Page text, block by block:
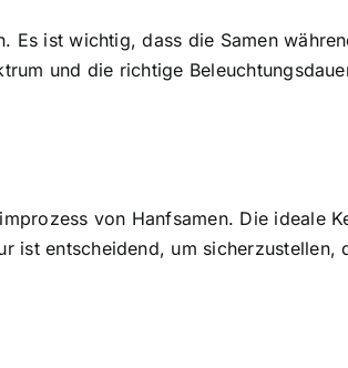
Es ist wichtig, dass die Samen
und die richtige
von Hanfsamen. Die ideale
ist entscheidend, um